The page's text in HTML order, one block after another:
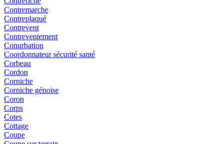
Contremarche
Contreplaqué
Contrevent
Contreventement
Conurbation
Coordonnateur sécurité santé
Corbeau
Cordon
Corniche
Corniche génoise
Coron
Corps
Cotes
Cottage
Coupe